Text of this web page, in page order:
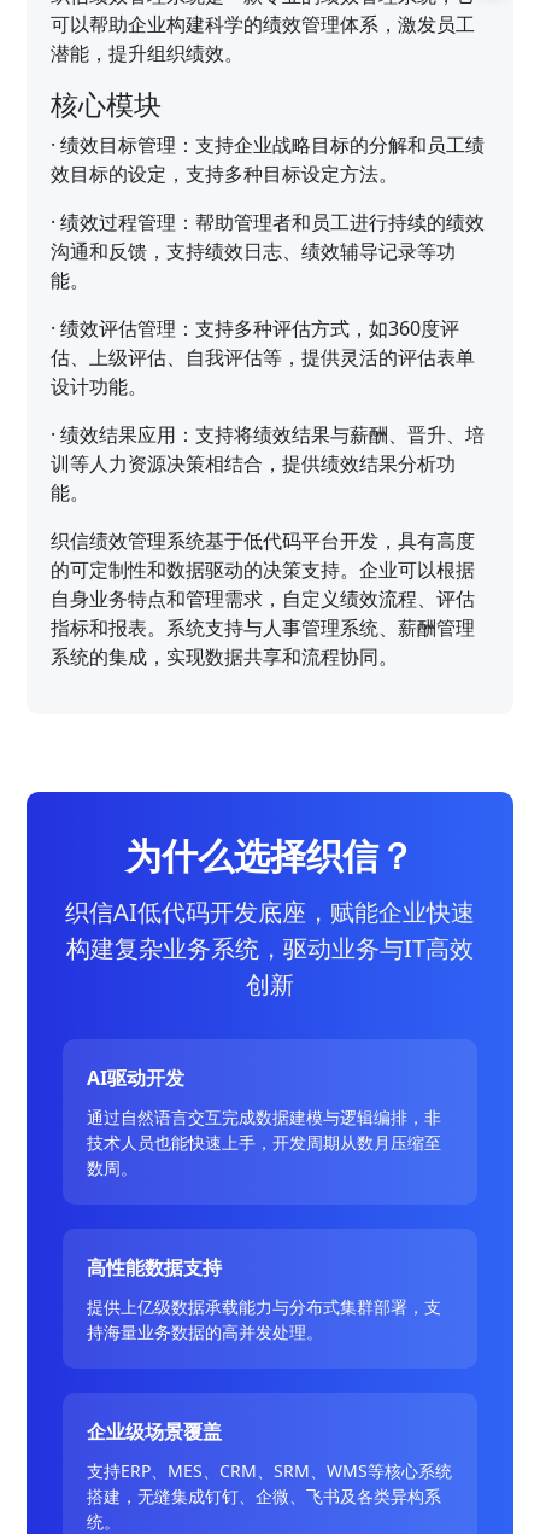
可以帮助企业构建科学的绩效管理体系，激发员工
潜能，提升组织绩效。
核心模块
·绩效目标管理：支持企业战略目标的分解和员工绩
效目标的设定，支持多种目标设定方法。
·绩效过程管理：帮助管理者和员工进行持续的绩效
沟通和反馈，支持绩效日志、绩效辅导记录等功
能。
·绩效评估管理：支持多种评估方式，如360度评
估、上级评估、自我评估等，提供灵活的评估表单
设计功能。
·绩效结果应用：支持将绩效结果与薪酬、晋升、培
训等人力资源决策相结合，提供绩效结果分析功
能。
织信绩效管理系统基于低代码平台开发，具有高度
的可定制性和数据驱动的决策支持。企业可以根据
自身业务特点和管理需求，自定义绩效流程、评估
指标和报表。系统支持与人事管理系统、薪酬管理
系统的集成，实现数据共享和流程协同。
为什么选择织信？
织信AI低代码开发底座，赋能企业快速
构建复杂业务系统，驱动业务与IT高效
创新
AI驱动开发
通过自然语言交互完成数据建模与逻辑编排，非
技术人员也能快速上手，开发周期从数月压缩至
数周。
高性能数据支持
提供上亿级数据承载能力与分布式集群部署，支
持海量业务数据的高并发处理。
企业级场景覆盖
支持ERP、MES、CRM、SRM、WMS等核心系统
搭建，无缝集成钉钉、企微、飞书及各类异构系
统。